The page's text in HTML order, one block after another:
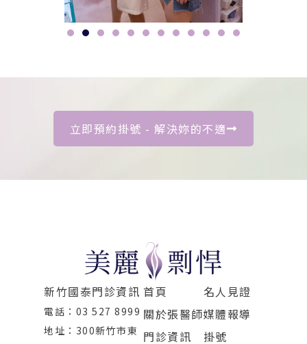
立即預約掛號 - 解決妳的不適
新竹國泰門診資訊
電話：03 527 8999
地址：300新竹市東
首頁
關於張醫師
門診資訊
名人見證
媒體報導
掛號